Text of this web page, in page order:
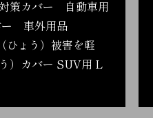
策カバー 自動車用
車外用品
ひょう）被害を軽
）カバー SUV用 L